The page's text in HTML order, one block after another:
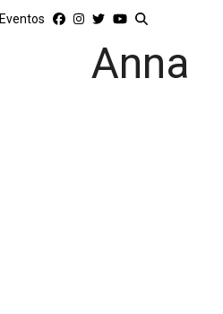
Eventos
Anna